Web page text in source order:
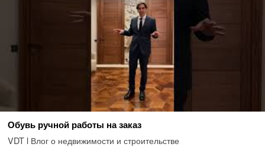
Обувь ручной работы на заказ
VDT l Влог о недвижимости и строительстве